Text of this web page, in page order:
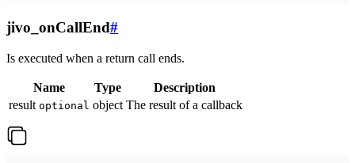
jivo_onCallEnd#
Is executed when a return call ends.
Name Type
Description
result optional object The result of a callback